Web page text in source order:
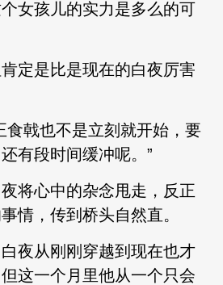
女孩儿的实力是多么的可
是比是现在的白夜厉害
也不是立刻就开始，要
有段时间缓冲呢。”
心中的杂念甩走，反正
情，传到桥头自然直。
从刚刚穿越到现在也才
这一个月里他从一个只会